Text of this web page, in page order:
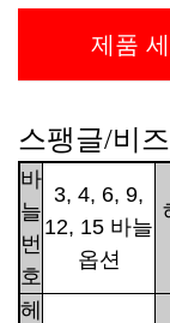
제품
스팽글/비
바
늘
번
호
3, 4, 6, 9,
12, 15 바늘
옵션
헤